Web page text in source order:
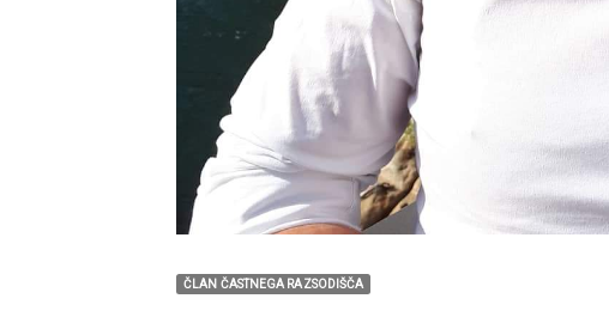
ČLAN ČASTNEGA RAZSODIŠČA